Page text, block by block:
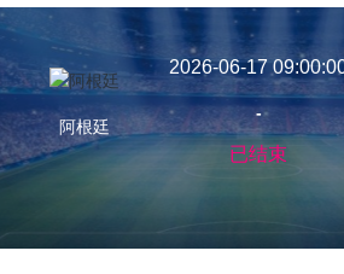
阿根廷
2026-06-17
-
已结束